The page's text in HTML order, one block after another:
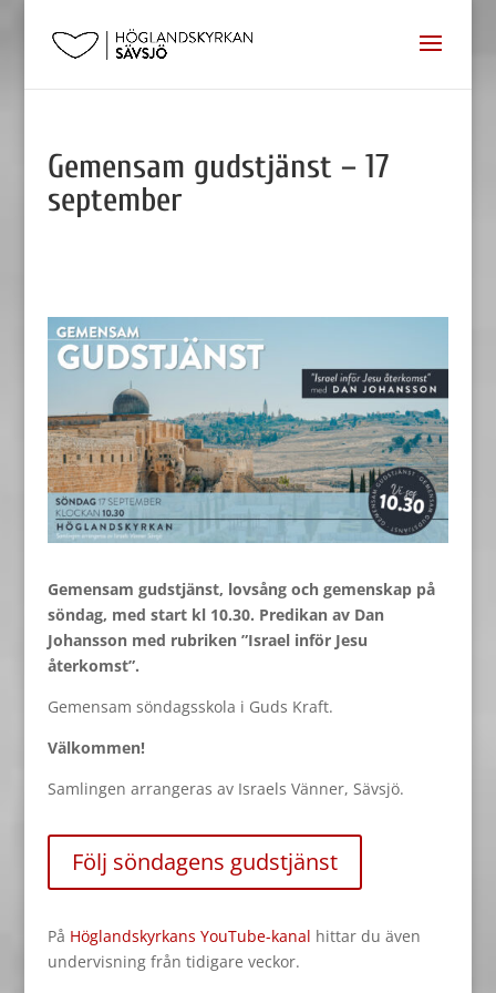
Gemensam gudstjänst – 17
september
Gemensam gudstjänst, lovsång och gemenskap på
söndag, med start kl 10.30. Predikan av Dan
Johansson med rubriken ”Israel inför Jesu
återkomst”.
Gemensam söndagsskola i Guds Kraft.
Välkommen!
Samlingen arrangeras av Israels Vänner, Sävsjö.
Följ söndagens gudstjänst
På Höglandskyrkans YouTube-kanal hittar du även
undervisning från tidigare veckor.